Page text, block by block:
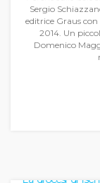
Sergio
editrice Graus
2014. Un
Domenico